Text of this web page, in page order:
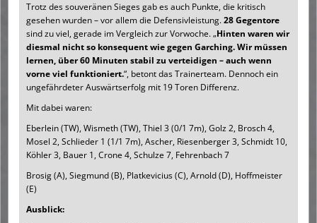
Trotz des souveränen Sieges gab es auch Punkte, die kritisch
gesehen wurden – vor allem die Defensivleistung.28 Gegentore
sind zu viel, gerade im Vergleich zur Vorwoche. „Hinten waren wir
diesmal nicht so konsequent wie gegen Garching. Wir müssen
lernen, über 60 Minuten stabil zu verteidigen – auch wenn
vorne viel funktioniert.“, betont das Trainerteam. Dennoch ein
ungefährdeter Auswärtserfolg mit 19 Toren Differenz.
Mit dabei waren:
Eberlein (TW), Wismeth (TW), Thiel 3 (0/1 7m), Golz 2, Brosch 4,
Mosel 2, Schlieder 1 (1/1 7m), Ascher, Riesenberger 3, Schmidt 10,
Köhler 3, Bauer 1, Crone 4, Schulze 7, Fehrenbach 7
Brosig (A), Siegmund (B), Platkevicius (C), Arnold (D), Hoffmeister
(E)
Ausblick: